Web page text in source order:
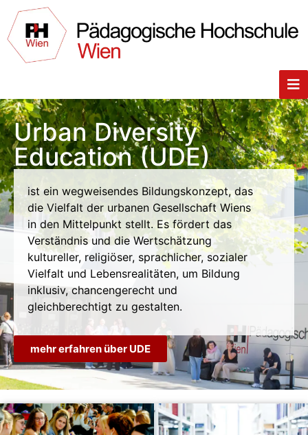
Urban Diversity
Education (UDE)
ist ein wegweisendes Bildungskonzept, das
die Vielfalt der urbanen Gesellschaft Wiens
in den Mittelpunkt stellt. Es fördert das
Verständnis und die Wertschätzung
kultureller, religiöser, sprachlicher, sozialer
Vielfalt und Lebensrealitäten, um Bildung
inklusiv, chancengerecht und
gleichberechtigt zu gestalten.
mehr erfahren über UDE